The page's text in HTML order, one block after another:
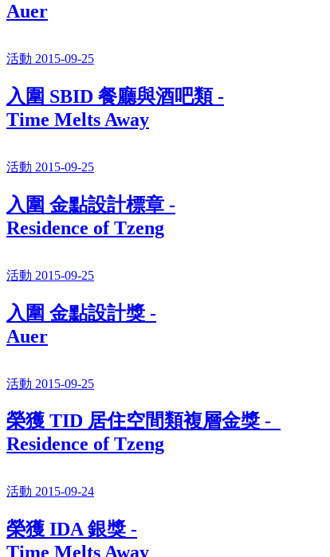
Auer
活動 2015-09-25
入圍 SBID 餐廳與酒吧類 -
Time Melts Away
活動 2015-09-25
入圍 金點設計標章 -
Residence of Tzeng
活動 2015-09-25
入圍 金點設計獎 -
Auer
活動 2015-09-25
榮獲 TID 居住空間類複層金獎 -
Residence of Tzeng
活動 2015-09-24
榮獲 IDA 銀獎 -
Time Melts Away